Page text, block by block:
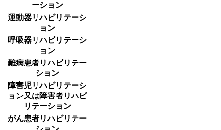
ーション
運動器リハビリテーシ
ョン
呼吸器リハビリテーシ
ョン
難病患者リハビリテー
ション
障害児リハビリテーシ
ョン又は障害者リハビ
リテーション
がん患者リハビリテー